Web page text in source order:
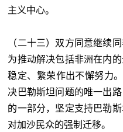
主义中心。
（二十三）双方同意继续
为推动解决包括非洲在内
稳定、繁荣作出不懈努力
决巴勒斯坦问题的唯一出
的一部分，坚定支持巴勒
对加沙民众的强制迁移。